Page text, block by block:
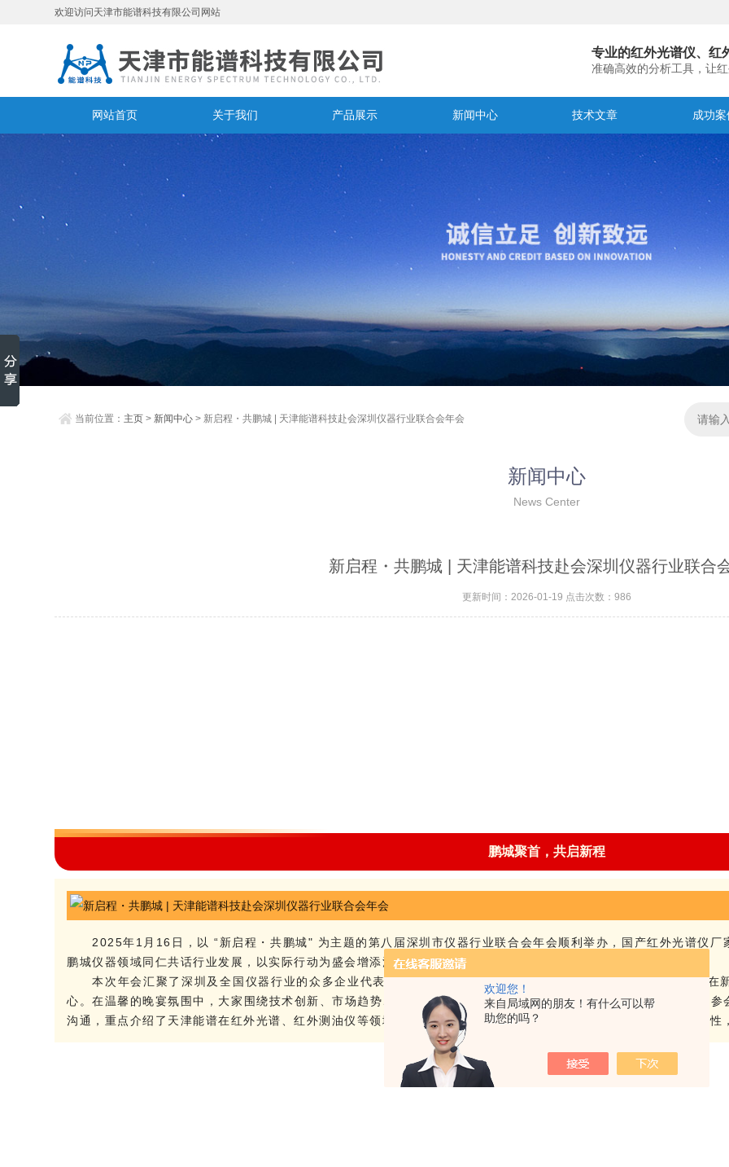
欢迎您！
来自局域网的朋友！有什么可以帮
助您的吗？
欢迎访问天津市能谱科技有限公司网站
专业的红外光谱仪、红
准确高效的分析工具，让
网站首页 关于我们 产品展示 新闻中心 技术文章 成功案
当前位置： 主页 > 新闻中心 > 新启程・共鹏城 | 天津能谱科技赴会深圳仪器行业联合会年会
新闻中心
News Center
新启程・共鹏城 | 天津能谱科技赴会深圳仪器行业联合
更新时间：2026-01-19 点击次数：986
鹏城聚首，共启新程
2025年1月16日，以 “新启程・共鹏城" 为主题的第八届深圳市仪器行业联合会年会顺利举办，国产红外光谱仪
鹏城仪器领域同仁共话行业发展，以实际行动为盛会增添活力。
本次年会汇聚了深圳及全国仪器行业的众多企业代表，现场暖意融融。“新启程・共鹏城" 的主题既呼应了行业
心。在温馨的晚宴氛围中，大家围绕技术创新、市场趋势、资源联动等话题深入交流，为行业高质量发展凝聚共识。
沟通，重点介绍了天津能谱在红外光谱、红外测油仪等领域的技术积累与产品优势，交流了区域市场需求及合作可能